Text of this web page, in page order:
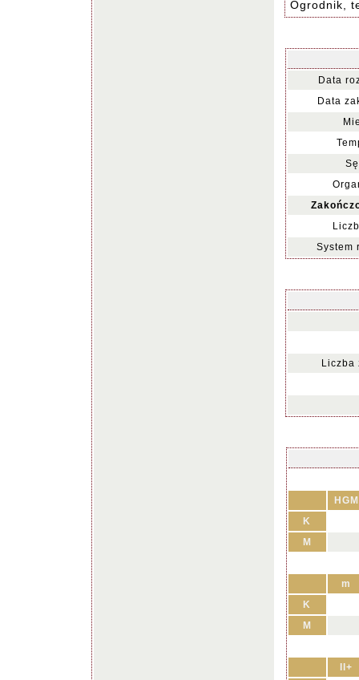
Ogrodnik,
Data
Data
System
Liczba
HGM
K
M
m
K
M
II+